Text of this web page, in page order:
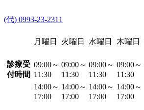
(代) 0993-23-2311
月曜日 火曜日 水曜日 木曜日
診療受
付時間
09:00～
11:30
09:00～
11:30
09:00～
11:30
09:00～
11:30
14:00～
17:00
14:00～
17:00
14:00～
17:00
14:00～
17:00